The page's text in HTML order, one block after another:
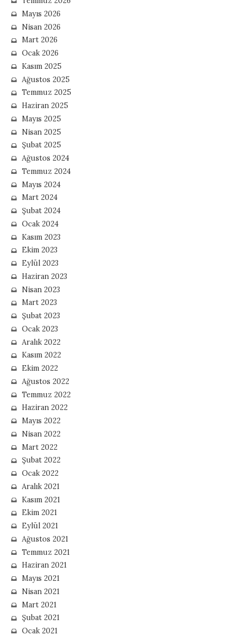
Mayıs 2026
Nisan 2026
Mart 2026
Ocak 2026
Kasım 2025
Ağustos 2025
Temmuz 2025
Haziran 2025
Mayıs 2025
Nisan 2025
Şubat 2025
Ağustos 2024
Temmuz 2024
Mayıs 2024
Mart 2024
Şubat 2024
Ocak 2024
Kasım 2023
Ekim 2023
Eylül 2023
Haziran 2023
Nisan 2023
Mart 2023
Şubat 2023
Ocak 2023
Aralık 2022
Kasım 2022
Ekim 2022
Ağustos 2022
Temmuz 2022
Haziran 2022
Mayıs 2022
Nisan 2022
Mart 2022
Şubat 2022
Ocak 2022
Aralık 2021
Kasım 2021
Ekim 2021
Eylül 2021
Ağustos 2021
Temmuz 2021
Haziran 2021
Mayıs 2021
Nisan 2021
Mart 2021
Şubat 2021
Ocak 2021